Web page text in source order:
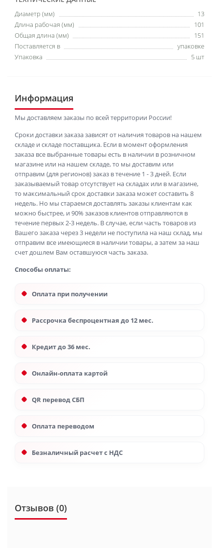
Диаметр (мм)
13
Длина рабочая (мм)
101
Общая длина (мм)
151
Поставляется в
упаковке
Упаковка
5 шт
Информация
Мы доставляем заказы по всей территории России!
Сроки доставки заказа зависят от наличия товаров на нашем
складе и складе поставщика. Если в момент оформления
заказа все выбранные товары есть в наличии в розничном
магазине или на нашем складе, то мы доставим или
отправим (для регионов) заказ в течение 1 - 3 дней. Если
заказываемый товар отсутствует на складах или в магазине,
то максимальный срок доставки заказа может составить 8
недель. Но мы стараемся доставлять заказы клиентам как
можно быстрее, и 90% заказов клиентов отправляются в
течение первых 2-3 недель. В случае, если часть товаров из
Вашего заказа через 3 недели не поступила на наш склад, мы
отправим все имеющиеся в наличии товары, а затем за наш
счет дошлем Вам оставшуюся часть заказа.
Способы оплаты:
Оплата при получении
Рассрочка беспроцентная до 12 мес.
Кредит до 36 мес.
Онлайн-оплата картой
QR перевод СБП
Оплата переводом
Безналичный расчет с НДС
Отзывов (0)